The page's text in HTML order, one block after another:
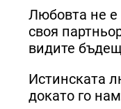
Любовта не е
своя
видите
Истинската
докато го